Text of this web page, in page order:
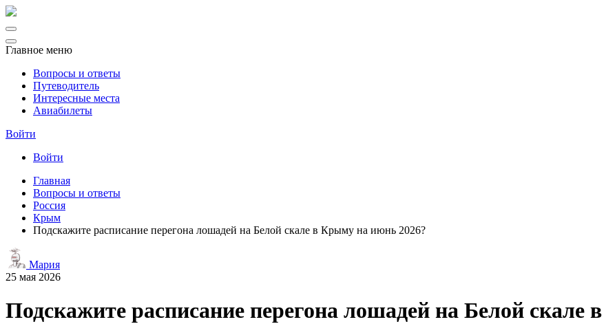
Главное меню
Вопросы и ответы
Путеводитель
Интересные места
Авиабилеты
Войти
Войти
Главная
Вопросы и ответы
Россия
Крым
Подскажите расписание перегона лошадей на Белой скале в Крыму на июнь 2026?
Мария
25 мая 2026
Подскажите расписание перегона лошадей на Белой скале